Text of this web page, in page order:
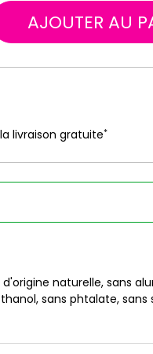
AJOUTER AU
livraison gratuite*
naturelle, sans
sans phtalate, sans